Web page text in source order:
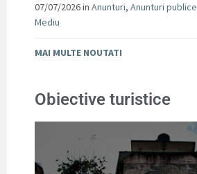
07/07/2026in Anunturi, Anunturi publice
Mediu
MAI MULTE NOUTATI
Obiective turistice